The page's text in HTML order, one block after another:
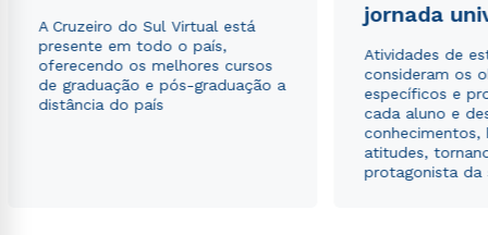
A Cruzeiro do Sul Virtual está
presente em todo o país,
oferecendo os melhores cursos
de graduação e pós-graduação a
distância do país
jornada
Atividades de
consideram os
específicos e
cada aluno e
conhecimentos,
atitudes,
protagonista da